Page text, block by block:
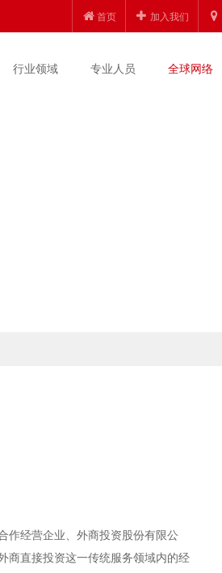
首页 加入我们
行业领域 专业人员 全球网络
作经营企业、外商投资股份有限公
商直接投资这一传统服务领域内的经